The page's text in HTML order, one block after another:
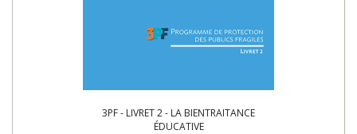
3PF - LIVRET 2 - LA BIENTRAITANCE
ÉDUCATIVE